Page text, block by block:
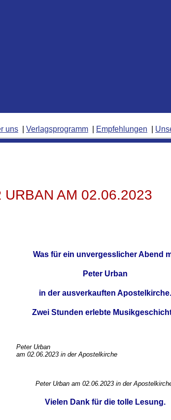
uns Verlagsprogramm Empfehlungen
AM 02.06.2023
Was für ein unvergesslicher Abend
Peter Urban
in der ausverkauften Apostelkirche.
Zwei Stunden erlebte
Peter Urban
am 02.06.2023 in der Apostelkirche
Peter Urban am 02.06.2023 in der
Vielen Dank für die tolle Lesung.